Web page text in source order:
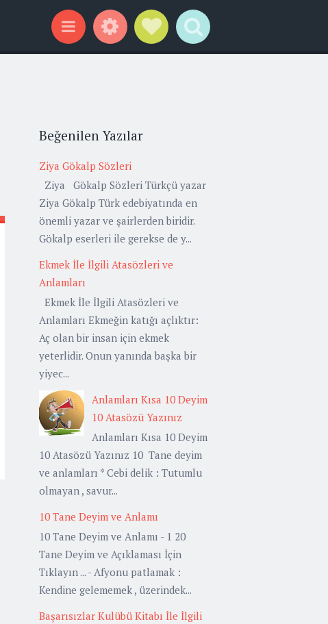
Menu WidgetsSocial Links
Search
Beğenilen Yazılar
Ziya Gökalp Sözleri
Ziya Gökalp Sözleri Türkçü yazar
Ziya Gökalp Türk edebiyatında en
önemli yazar ve şairlerden biridir.
Gökalp eserleri ile gerekse de y...
Ekmek İle İlgili Atasözleri ve
Anlamları
Ekmek İle İlgili Atasözleri ve
Anlamları Ekmeğin katığı açlıktır:
Aç olan bir insan için ekmek
yeterlidir. Onun yanında başka bir
yiyec...
Anlamları Kısa 10 Deyim
10 Atasözü Yazınız
Anlamları Kısa 10 Deyim
10 Atasözü Yazınız 10 Tane deyim
ve anlamları * Cebi delik : Tutumlu
olmayan , savur...
10 Tane Deyim ve Anlamı
10 Tane Deyim ve Anlamı - 1 20
Tane Deyim ve Açıklaması İçin
Tıklayın ... - Afyonu patlamak :
Kendine gelememek , üzerindek...
Başarısızlar Kulübü Kitabı İle İlgili